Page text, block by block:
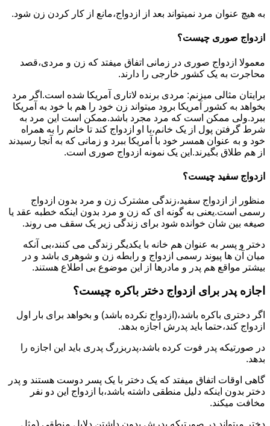
به هیچ عنوان مرد نمیتواند بعد از ازدواج،مانع از کار کردن زن شود.
ازدواج صوری چیست؟
معمولا ازدواج صوری در زمانی اتفاق میفتد که زن و مردی،قصد
محاجرت به یک کشور خارجی را دارند.
برایتان مثالی میزنم: مردی برنده لاتاری آمریکا شده است.اگر مرد
بخواهد به کشور آمریکا برود میتواند زن خود را هم با خود به آمریکا
ببرد.ولی ممکن است که مرد مجرد باشد.ممکن است این مرد به
شرط گرفتن پول از یک خانم،با او ازدواج کند تا خانم را به همراه
خود و به عنوان همسر خود با آمریکا ببرد و زمانی که به آنجا رسیدند
از هم طلاق بگیرند.این یک نمونه ازدواج صوری است.
ازدواج سفید چیست؟
منظور از ازدواج سفید،زندگی مشترک زن و مرد بدون ازدواج
رسمی است.یعنی به گونه ای که زن و مرد بدون اینکه خطبه عقد یا
صیغه بین شان خوانده شود برای زندگی زیر یک سقف می روند.
دختر و پسر به عنوان هم خانه با یکدیگر زندگی می کنند،بی آنکه
میان آن ها پیوند رسمی ازدواج و رابطه زن و شوهری باشد و در
بیشتر مواقع هم پدر و مادرها از این موضوع بی اطلاع هستند.
اجازه پدر برای ازدواج دختر باکره چیست؟
اگر دختری باکره باشد،(ازدواج نکرده باشد) و بخواهد برای بار اول
ازدواج کند،حتما باید پدرش اجازه بدهد.
در صورتیکه پدر فوت کرده باشد،پدربزرگ پدری باید این اجازه را
بدهد.
گاهی اوقات اتفاق میفتد که یک دختر با یک پسر دوست هستند و پدر
دختر بدون اینکه دلیل منطقی داشته باشد،با ازدواج این دو نفر
مخافت میکند.
دختر میتواند در صورتیکه پدرش بدون داشتن دلایل منطقی (مثل